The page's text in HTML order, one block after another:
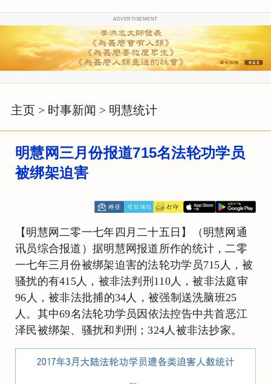
ADVERTISEMENT
主页 > 时事新闻 > 明慧统计
明慧网三月份报道715名法轮功学员
被绑架迫害
【明慧网二零一七年四月二十五日】（明慧网通
讯员综合报道）据明慧网报道所作的统计，二零
一七年三月份被绑架迫害的法轮功学员715人，被
骚扰的有415人，被非法判刑110人，被非法庭审
96人，被非法批捕的34人，被强制送洗脑班25
人。其中69名法轮功学员因依法控告中共首恶江
泽民被绑架、骚扰和判刑；324人被非法抄家。